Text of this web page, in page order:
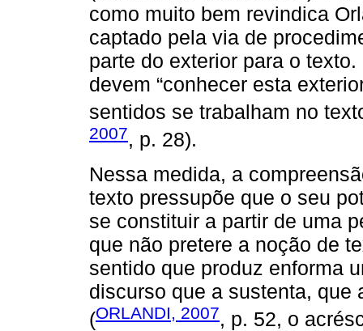
como muito bem revindica
captado pela via de
parte do exterior para o
devem “conhecer esta
sentidos se trabalham no
2007, p. 28).
Nessa medida, a
texto pressupõe que o seu
se constituir a partir de uma
que não pretere a noção de
sentido que produz enforma
discurso que a sustenta, que
(ORLANDI, 2007, p. 52, o